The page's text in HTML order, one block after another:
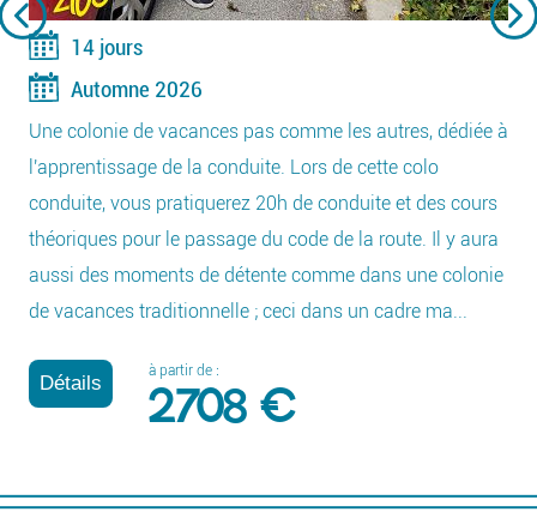
14 jours
Automne 2026
Une colonie de vacances pas comme les autres, dédiée à
l'apprentissage de la conduite. Lors de cette colo
conduite, vous pratiquerez 20h de conduite et des cours
théoriques pour le passage du code de la route. Il y aura
aussi des moments de détente comme dans une colonie
de vacances traditionnelle ; ceci dans un cadre ma...
Détails
à partir de :
2708 €